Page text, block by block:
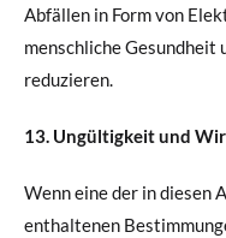
Abfällen in Form von
menschliche Gesundheit
reduzieren.
13. Ungültigkeit und
Wenn eine der in diesen
enthaltenen